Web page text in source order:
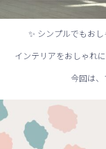
✨ シンプルでもお
インテリアをおしゃれ
今回は
☔ 雨の日でも